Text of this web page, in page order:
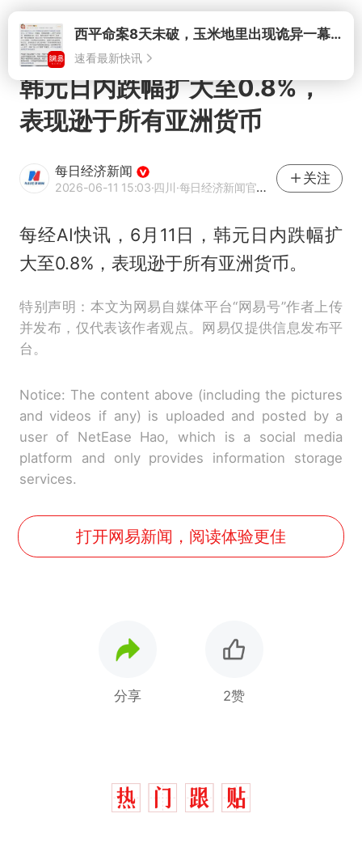
打开
韩元日内跌幅扩大至0.8%，
表现逊于所有亚洲货币
每日经济新闻
2026-06-11 15:03·四川·每日经济新闻官方网易号
关注
每经AI快讯，6月11日，韩元日内跌幅扩
大至0.8%，表现逊于所有亚洲货币。
特别声明：本文为网易自媒体平台“网易号”作者上传
并发布，仅代表该作者观点。网易仅提供信息发布平
台。
Notice: The content above (including the pictures
and videos if any) is uploaded and posted by a
user of NetEase Hao, which is a social media
platform and only provides information storage
services.
打开网易新闻，阅读体验更佳
分享 2赞
因老师一句“跟我回家”改写了
人生
新
费大厨“全国小炒肉大王”称